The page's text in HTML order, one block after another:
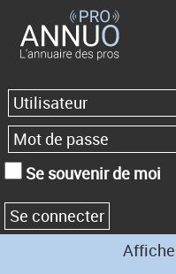
Se souvenir de moi